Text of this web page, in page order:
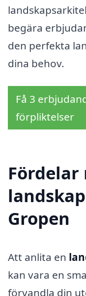
begära
den perfekta
dina behov.
Få 3
förpliktelser
Gropen
Att anlita en
kan vara en
förvandla din